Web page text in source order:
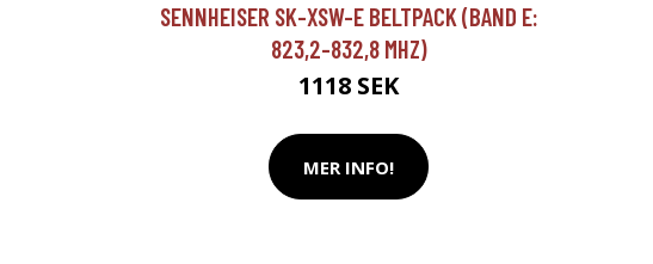
SENNHEISER SK-XSW-E BELTPACK (BAND E:
823,2-832,8 MHZ)
1118 SEK
MER INFO!